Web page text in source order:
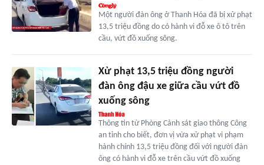
Một người đàn ông ở Thanh Hóa đã bị xử phạt
13,5 triệu đồng do có hành vi đỗ xe ô tô trên
cầu, vứt đồ xuống sông.
Xử phạt 13,5 triệu đồng người
đàn ông đậu xe giữa cầu vứt đồ
xuống sông
Thông tin từ Phòng Cảnh sát giao thông Công
an tỉnh cho biết, đơn vị vừa xử phạt vi phạm
hành chính 13,5 triệu đồng đối với người đàn
ông có hành vi đỗ xe trên cầu vứt đồ xuống